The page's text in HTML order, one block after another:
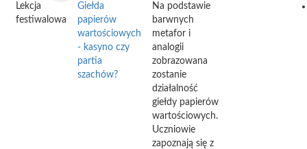
Lekcja
festiwalowa
Giełda
papierów
wartościowych
- kasyno czy
partia
szachów?
Na podstawie
barwnych
metafor i
analogii
zobrazowana
zostanie
działalność
giełdy papierów
wartościowych.
Uczniowie
zapoznają się z